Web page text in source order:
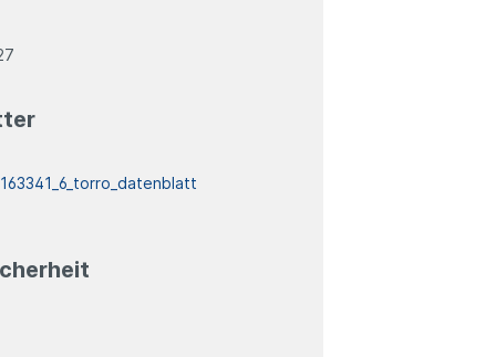
163341_6_torro_datenblatt